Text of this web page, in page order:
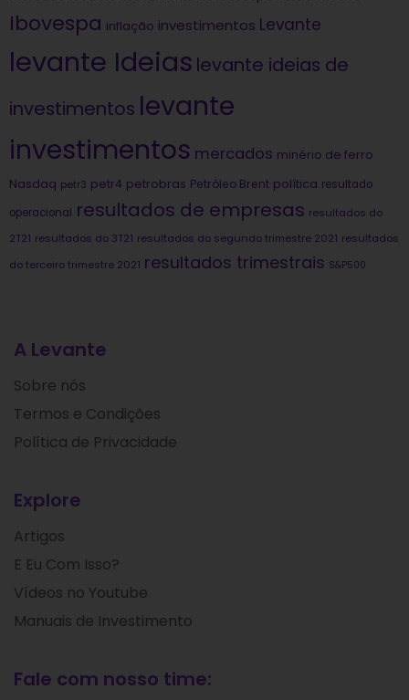
Ibovespa inflação investimentos Levante
levante Ideias levante ideias de
investimentos levante
investimentos mercados minério de ferro
Nasdaq petr3 petr4 petrobras Petróleo Brent política resultado
operacional resultados de empresas resultados do
2T21 resultados do 3T21 resultados do segundo trimestre 2021 resultados
do terceiro trimestre 2021 resultados trimestrais S&P500
A Levante
Sobre nós
Termos e Condições
Política de Privacidade
Explore
Artigos
E Eu Com Isso?
Vídeos no Youtube
Manuais de Investimento
Fale com nosso time: